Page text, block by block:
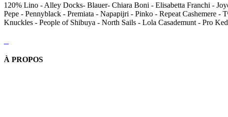
120% Lino - Alley Docks- Blauer- Chiara Boni - Elisabetta Franchi -
Pepe - Pennyblack - Premiata - Napapijri - Pinko - Repeat
Knuckles - People of Shibuya - North Sails - Lola Casademunt - Pro
À PROPOS